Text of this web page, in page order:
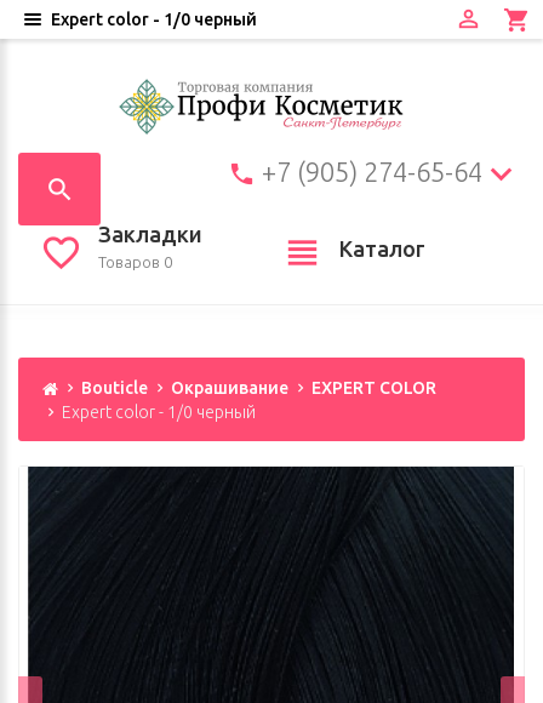
+7 (905) 274-65-64
Закладки
Товаров 0
Каталог
Bouticle Окрашивание
EXPERT COLOR
Expert color - 1/0 черный
Expert color - 1/0 черный